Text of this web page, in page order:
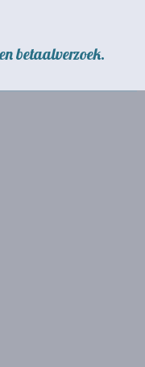
betaalverzoek.